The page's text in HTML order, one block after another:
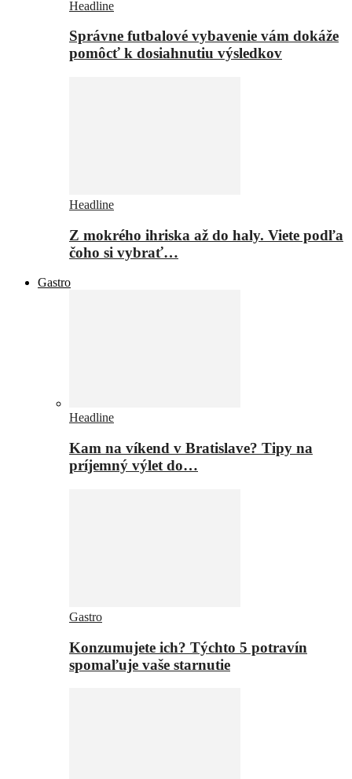
Headline
Správne futbalové vybavenie vám dokáže
pomôcť k dosiahnutiu výsledkov
Headline
Z mokrého ihriska až do haly. Viete podľa
čoho si vybrať…
Gastro
Headline
Kam na víkend v Bratislave? Tipy na
príjemný výlet do…
Gastro
Konzumujete ich? Týchto 5 potravín
spomaľuje vaše starnutie